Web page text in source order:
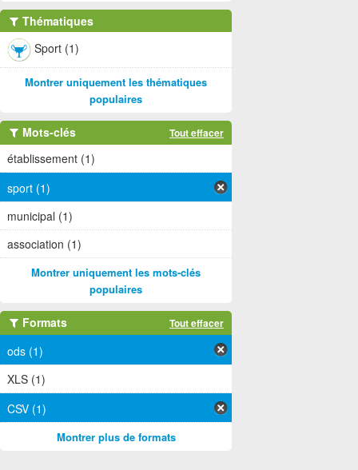
Thématiques
Sport (1)
Montrer uniquement les thématiques
populaires
Mots-clés Tout effacer
établissement (1)
sport (1)
municipal (1)
association (1)
Montrer uniquement les mots-clés
populaires
Formats Tout effacer
ods (1)
XLS (1)
CSV (1)
Montrer plus de formats